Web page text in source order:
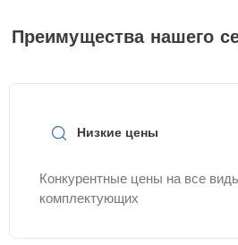
Преимущества нашего
Низкие цены
Конкурентные цены на все
комплектующих